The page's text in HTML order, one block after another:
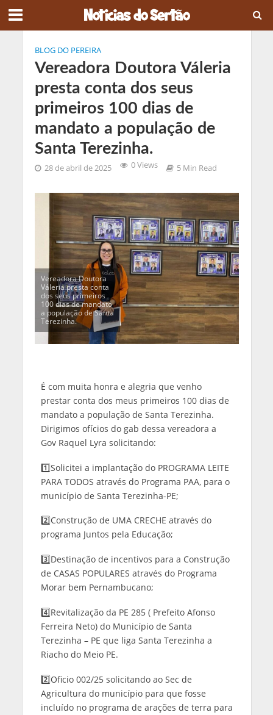
BLOG DO PEREIRA
Vereadora Doutora Váleria
presta conta dos seus
primeiros 100 dias de
mandato a população de
Santa Terezinha.
28 de abril de 2025 0 Views 5 Min Read
Vereadora Doutora
Váleria presta conta
dos seus primeiros
100 dias de mandato
a população de Santa
Terezinha.
É com muita honra e alegria que venho
prestar conta dos meus primeiros 100 dias de
mandato a população de Santa Terezinha.
Dirigimos ofícios do gab dessa vereadora a
Gov Raquel Lyra solicitando:
1️⃣Solicitei a implantação do PROGRAMA LEITE
PARA TODOS através do Programa PAA, para o
município de Santa Terezinha-PE;
2️⃣Construção de UMA CRECHE através do
programa Juntos pela Educação;
3️⃣Destinação de incentivos para a Construção
de CASAS POPULARES através do Programa
Morar bem Pernambucano;
4️⃣Revitalização da PE 285 ( Prefeito Afonso
Ferreira Neto) do Município de Santa
Terezinha – PE que liga Santa Terezinha a
Riacho do Meio PE.
2️⃣Oficio 002/25 solicitando ao Sec de
Agricultura do município para que fosse
incluído no programa de arações de terra para